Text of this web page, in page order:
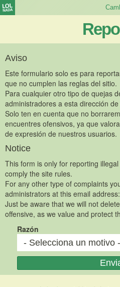
Aviso
Este formulario solo es para
que no cumplen las reglas del sitio.
Para cualquier otro tipo de quejas
administradores a esta dirección
Solo ten en cuenta que no
encuentres ofensivos, ya que
de expresión de nuestros usuarios.
Notice
This form is only for reporting
comply the site rules.
For any other type of complaints
administrators at this email address:
Just be aware that we will not
offensive, as we value and protect
Razón